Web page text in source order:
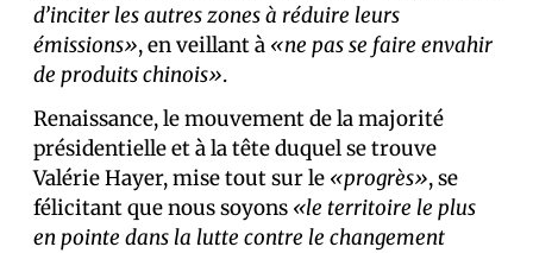
d’inciter les autres zones à réduire leurs
émissions», en veillant à «ne pas se faire envahir
de produits chinois».
Renaissance, le mouvement de la majorité
présidentielle et à la tête duquel se trouve
Valérie Hayer, mise tout sur le «progrès», se
félicitant que nous soyons «le territoire le plus
en pointe dans la lutte contre le changement